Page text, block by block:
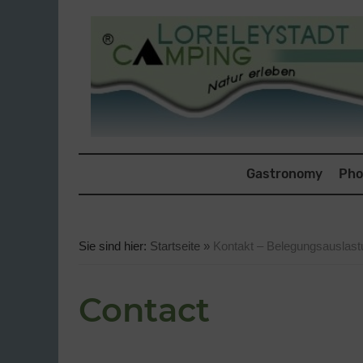
o
n
Gastronomy
Sie sind hier: Startseite » Kontakt –
Contact